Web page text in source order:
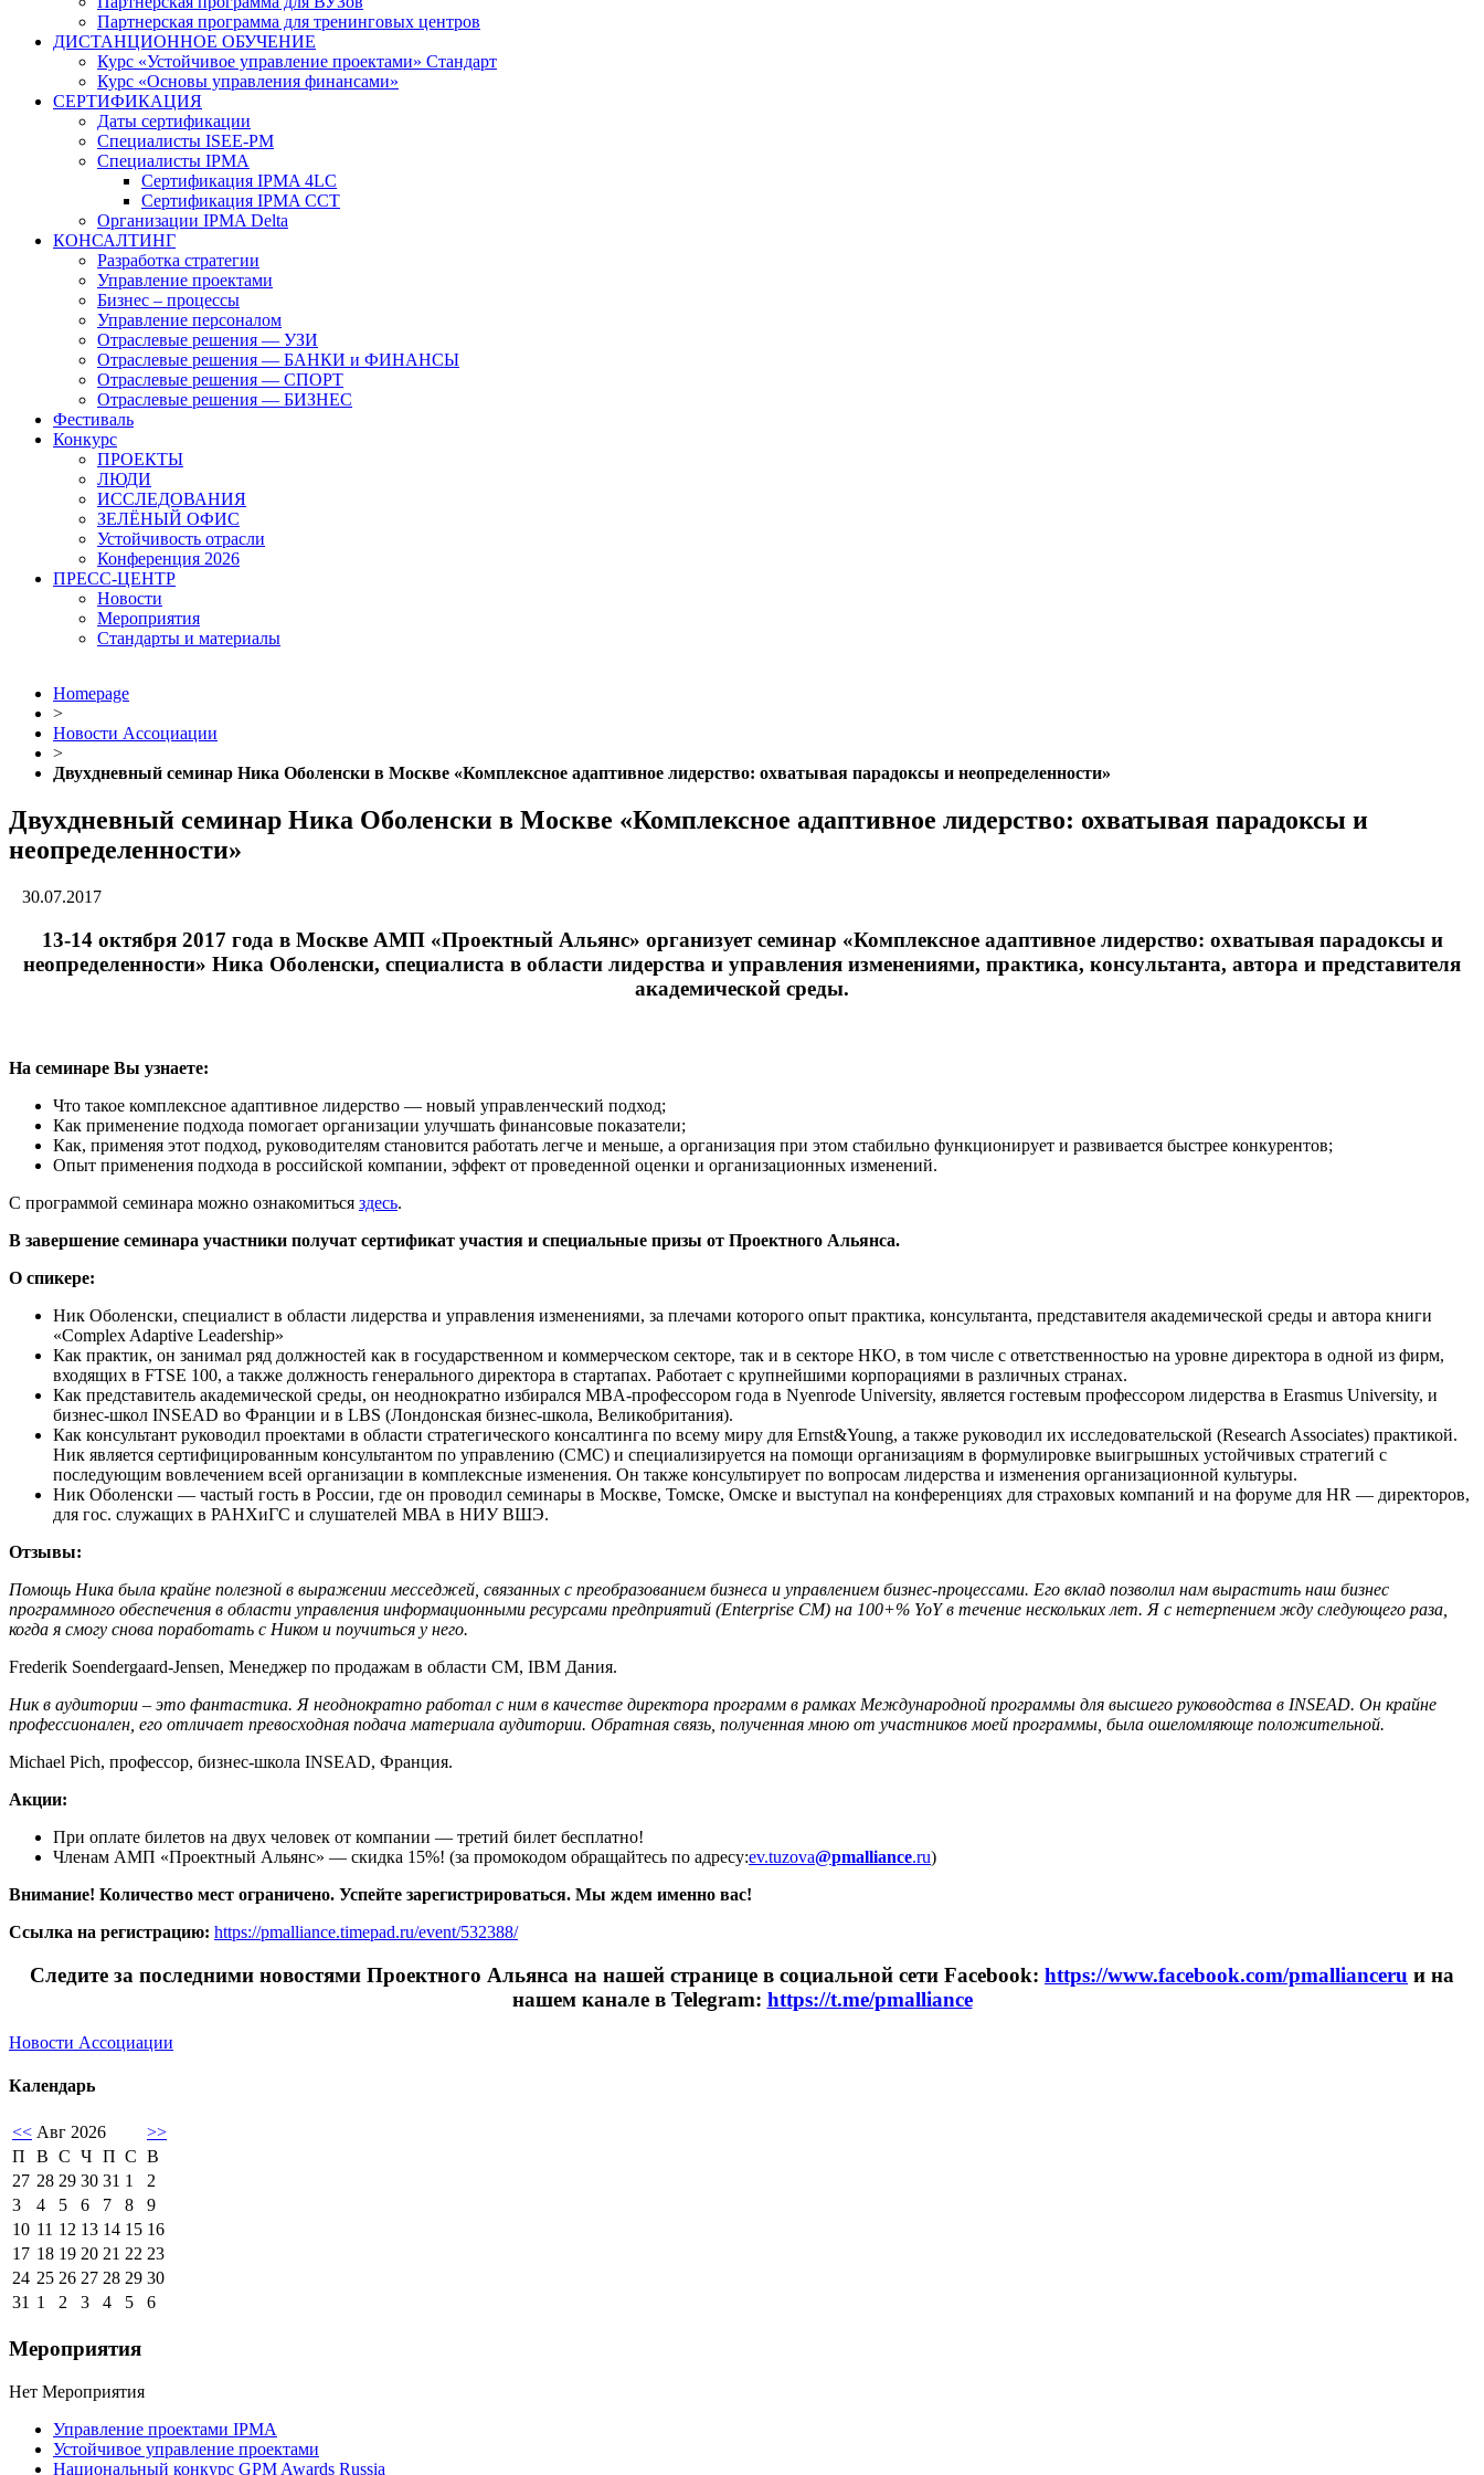
Партнерская программа для тренинговых центров
ДИСТАНЦИОННОЕ ОБУЧЕНИЕ
Курс «Устойчивое управление проектами» Стандарт
Курс «Основы управления финансами»
СЕРТИФИКАЦИЯ
Даты сертификации
Специалисты ISEE-PM
Специалисты IPMA
Сертификация IPMA 4LC
Сертификация IPMA CCT
Организации IPMA Delta
КОНСАЛТИНГ
Разработка стратегии
Управление проектами
Бизнес – процессы
Управление персоналом
Отраслевые решения — УЗИ
Отраслевые решения — БАНКИ и ФИНАНСЫ
Отраслевые решения — СПОРТ
Отраслевые решения — БИЗНЕС
Фестиваль
Конкурс
ПРОЕКТЫ
ЛЮДИ
ИССЛЕДОВАНИЯ
ЗЕЛЁНЫЙ ОФИС
Устойчивость отрасли
Конференция 2026
ПРЕСС-ЦЕНТР
Новости
Мероприятия
Стандарты и материалы
Homepage
>
Новости Ассоциации
>
Двухдневный семинар Ника Оболенски в Москве «Комплексное адаптивное лидерство: охватывая парадоксы и неопределенности»
Двухдневный семинар Ника Оболенски в Москве «Комплексное адаптивное лидерство: охватывая парадоксы и
неопределенности»
30.07.2017
13-14 октября 2017 года в Москве АМП «Проектный Альянс» организует семинар «Комплексное адаптивное лидерство: охватывая парадоксы и
неопределенности» Ника Оболенски, специалиста в области лидерства и управления изменениями, практика, консультанта, автора и представителя
академической среды.
На семинаре Вы узнаете:
Что такое комплексное адаптивное лидерство — новый управленческий подход;
Как применение подхода помогает организации улучшать финансовые показатели;
Как, применяя этот подход, руководителям становится работать легче и меньше, а организация при этом стабильно функционирует и развивается быстрее конкурентов;
Опыт применения подхода в российской компании, эффект от проведенной оценки и организационных изменений.
С программой семинара можно ознакомиться здесь.
В завершение семинара участники получат сертификат участия и специальные призы от Проектного Альянса.
О спикере:
Ник Оболенски, специалист в области лидерства и управления изменениями, за плечами которого опыт практика, консультанта, представителя академической среды и автора книги
«Complex Adaptive Leadership»
Как практик, он занимал ряд должностей как в государственном и коммерческом секторе, так и в секторе НКО, в том числе с ответственностью на уровне директора в одной из фирм,
входящих в FTSE 100, а также должность генерального директора в стартапах. Работает с крупнейшими корпорациями в различных странах.
Как представитель академической среды, он неоднократно избирался MBA-профессором года в Nyenrode University, является гостевым профессором лидерства в Erasmus University, и
бизнес-школ INSEAD во Франции и в LBS (Лондонская бизнес-школа, Великобритания).
Как консультант руководил проектами в области стратегического консалтинга по всему миру для Ernst&Young, а также руководил их исследовательской (Research Associates) практикой.
Ник является сертифицированным консультантом по управлению (CMC) и специализируется на помощи организациям в формулировке выигрышных устойчивых стратегий с
последующим вовлечением всей организации в комплексные изменения. Он также консультирует по вопросам лидерства и изменения организационной культуры.
Ник Оболенски — частый гость в России, где он проводил семинары в Москве, Томске, Омске и выступал на конференциях для страховых компаний и на форуме для HR — директоров,
для гос. служащих в РАНХиГС и слушателей МВА в НИУ ВШЭ.
Отзывы:
Помощь Ника была крайне полезной в выражении месседжей, связанных с преобразованием бизнеса и управлением бизнес-процессами. Его вклад позволил нам вырастить наш бизнес
программного обеспечения в области управления информационными ресурсами предприятий (Enterprise CM) на 100+% YoYв течение нескольких лет. Я с нетерпением жду следующего раза,
когда я смогу снова поработать с Ником и поучиться у него.
Frederik Soendergaard-Jensen, Менеджер по продажам в области CM, IBM Дания.
Ник в аудитории – это фантастика. Я неоднократно работал с ним в качестве директора программ в рамках Международной программы для высшего руководства в INSEAD. Он крайне
профессионален, его отличает превосходная подача материала аудитории. Обратная связь, полученная мною от участников моей программы, была ошеломляюще положительной.
Michael Pich, профессор, бизнес-школа INSEAD, Франция.
Акции:
При оплате билетов на двух человек от компании — третий билет бесплатно!
Членам АМП «Проектный Альянс» — скидка 15%! (за промокодом обращайтесь по адресу:ev.tuzova@pmalliance.ru)
Внимание! Количество мест ограничено. Успейте зарегистрироваться. Мы ждем именно вас!
Ссылка на регистрацию: https://pmalliance.timepad.ru/event/532388/
Следите за последними новостями Проектного Альянса на нашей странице в социальной сети Facebook: https://www.facebook.com/pmallianceru и на
нашем канале в Telegram: https://t.me/pmalliance
Новости Ассоциации
Календарь
<< Авг 2026
>>
П
В С Ч П С В
27 28 29 30 31 1
2
3
4 5 6 7 8
9
10 11 12 13 14 15 16
17 18 19 20 21 22 23
24 25 26 27 28 29 30
31 1 2 3 4 5 6
Мероприятия
Нет Мероприятия
Управление проектами IPMA
Устойчивое управление проектами
Национальный конкурс GPM Awards Russia